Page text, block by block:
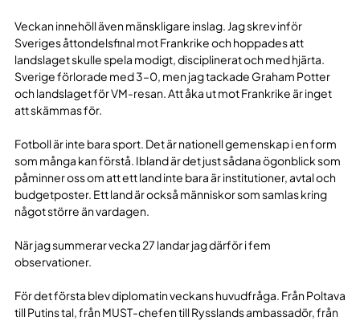
Veckan innehöll även mänskligare inslag. Jag skrev inför
Sveriges åttondelsfinal mot Frankrike och hoppades att
landslaget skulle spela modigt, disciplinerat och med hjärta.
Sverige förlorade med 3–0, men jag tackade Graham Potter
och landslaget för VM-resan. Att åka ut mot Frankrike är inget
att skämmas för.
Fotboll är inte bara sport. Det är nationell gemenskap i en form
som många kan förstå. Ibland är det just sådana ögonblick som
påminner oss om att ett land inte bara är institutioner, avtal och
budgetposter. Ett land är också människor som samlas kring
något större än vardagen.
När jag summerar vecka 27 landar jag därför i fem
observationer.
För det första blev diplomatin veckans huvudfråga. Från Poltava
till Putins tal, från MUST-chefen till Rysslands ambassadör, från